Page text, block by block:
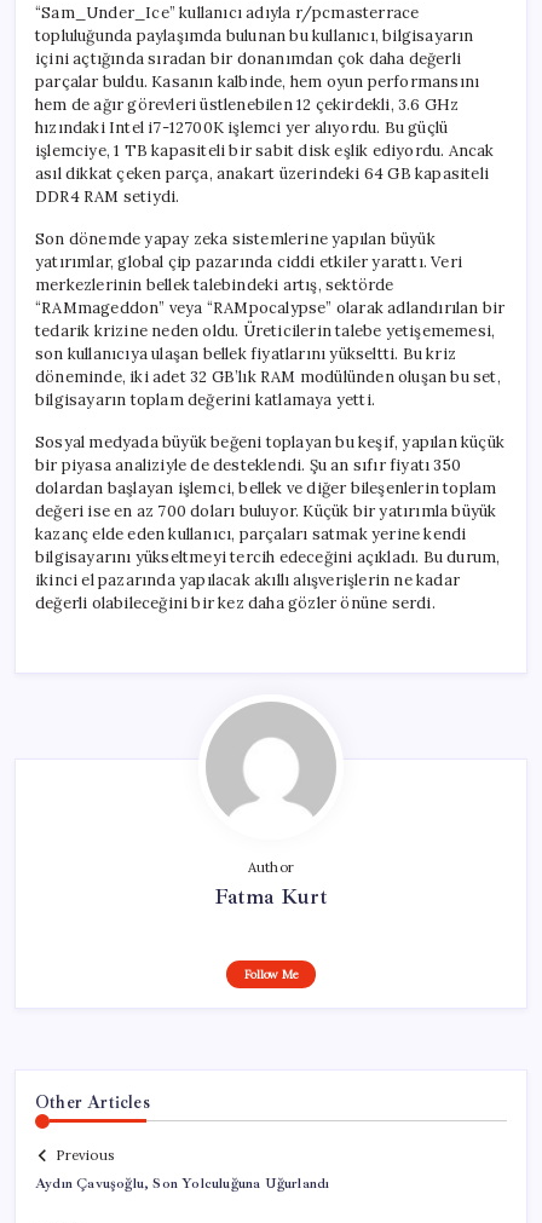
“Sam_Under_Ice” kullanıcı adıyla r/pcmasterrace
topluluğunda paylaşımda bulunan bu kullanıcı, bilgisayarın
içini açtığında sıradan bir donanımdan çok daha değerli
parçalar buldu. Kasanın kalbinde, hem oyun performansını
hem de ağır görevleri üstlenebilen 12 çekirdekli, 3.6 GHz
hızındaki Intel i7-12700K işlemci yer alıyordu. Bu güçlü
işlemciye, 1 TB kapasiteli bir sabit disk eşlik ediyordu. Ancak
asıl dikkat çeken parça, anakart üzerindeki 64 GB kapasiteli
DDR4 RAM setiydi.
Son dönemde yapay zeka sistemlerine yapılan büyük
yatırımlar, global çip pazarında ciddi etkiler yarattı. Veri
merkezlerinin bellek talebindeki artış, sektörde
“RAMmageddon” veya “RAMpocalypse” olarak adlandırılan bir
tedarik krizine neden oldu. Üreticilerin talebe yetişememesi,
son kullanıcıya ulaşan bellek fiyatlarını yükseltti. Bu kriz
döneminde, iki adet 32 GB’lık RAM modülünden oluşan bu set,
bilgisayarın toplam değerini katlamaya yetti.
Sosyal medyada büyük beğeni toplayan bu keşif, yapılan küçük
bir piyasa analiziyle de desteklendi. Şu an sıfır fiyatı 350
dolardan başlayan işlemci, bellek ve diğer bileşenlerin toplam
değeri ise en az 700 doları buluyor. Küçük bir yatırımla büyük
kazanç elde eden kullanıcı, parçaları satmak yerine kendi
bilgisayarını yükseltmeyi tercih edeceğini açıkladı. Bu durum,
ikinci el pazarında yapılacak akıllı alışverişlerin ne kadar
değerli olabileceğini bir kez daha gözler önüne serdi.
Author
Fatma Kurt
Follow Me
Other Articles
Previous
Aydın Çavuşoğlu, Son Yolculuğuna Uğurlandı